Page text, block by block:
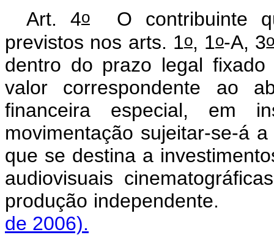
Art. 4oO contribuinte
previstos nos arts. 1o, 1o-A, 3
dentro do prazo legal
valor correspondente ao
financeira especial, em
movimentação sujeitar-se-á
que se destina a
audiovisuais
produção
de 2006).